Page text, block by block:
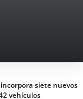
incorpora siete nuevos
vehículos